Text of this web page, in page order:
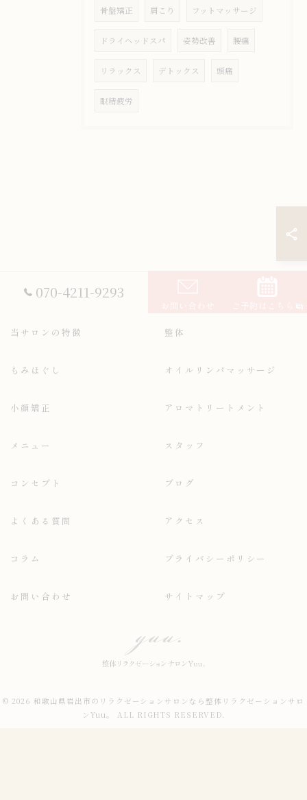
骨盤矯正 肩こり フットマッサージ
ドライヘッドスパ 姿勢改善 腰痛
リラックス デトックス 頭痛
眼精疲労
070-4211-9293
当サロンの特徴 整体
もみほぐし オイルリンパマッサージ
小顔矯正 アロマトリートメント
メニュー スタッフ
コンセプト ブログ
よくある質問 アクセス
コラム プライバシーポリシー
お問い合わせ サイトマップ
© 2026 和歌山県岩出市のリラクゼーションサロンなら整体リラクゼーションサロ
ンYuu。 ALL RIGHTS RESERVED.